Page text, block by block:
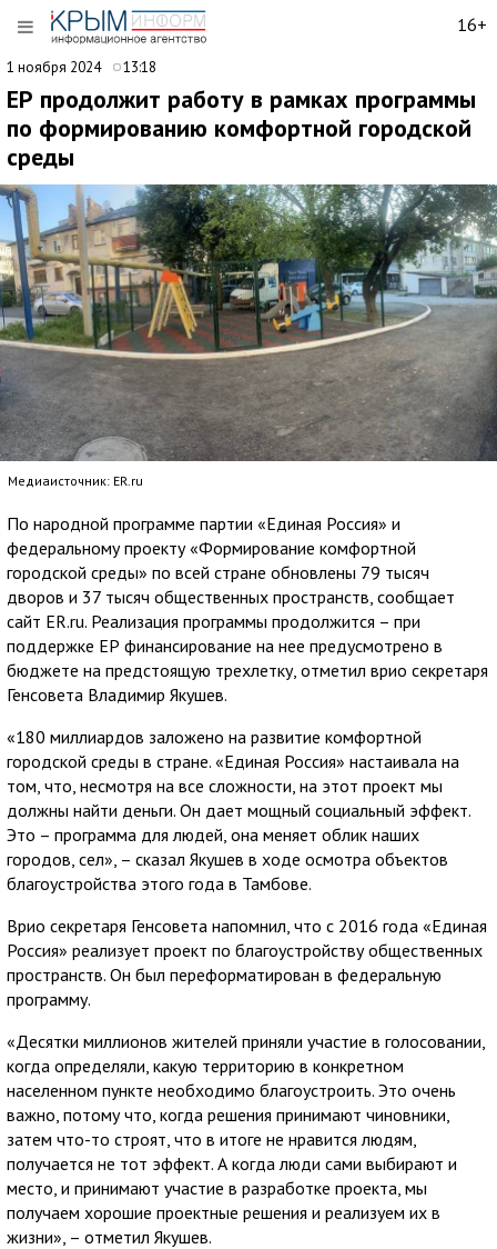
16+
1 ноября 2024 13:18
ЕР продолжит работу в рамках программы
по формированию комфортной городской
среды
Медиаисточник: ER.ru
По народной программе партии «Единая Россия» и
федеральному проекту «Формирование комфортной
городской среды» по всей стране обновлены 79 тысяч
дворов и 37 тысяч общественных пространств, сообщает
сайт ER.ru. Реализация программы продолжится – при
поддержке ЕР финансирование на нее предусмотрено в
бюджете на предстоящую трехлетку, отметил врио секретаря
Генсовета Владимир Якушев.
«180 миллиардов заложено на развитие комфортной
городской среды в стране. «Единая Россия» настаивала на
том, что, несмотря на все сложности, на этот проект мы
должны найти деньги. Он дает мощный социальный эффект.
Это – программа для людей, она меняет облик наших
городов, сел», – сказал Якушев в ходе осмотра объектов
благоустройства этого года в Тамбове.
Врио секретаря Генсовета напомнил, что с 2016 года «Единая
Россия» реализует проект по благоустройству общественных
пространств. Он был переформатирован в федеральную
программу.
«Десятки миллионов жителей приняли участие в голосовании,
когда определяли, какую территорию в конкретном
населенном пункте необходимо благоустроить. Это очень
важно, потому что, когда решения принимают чиновники,
затем что-то строят, что в итоге не нравится людям,
получается не тот эффект. А когда люди сами выбирают и
место, и принимают участие в разработке проекта, мы
получаем хорошие проектные решения и реализуем их в
жизни», – отметил Якушев.